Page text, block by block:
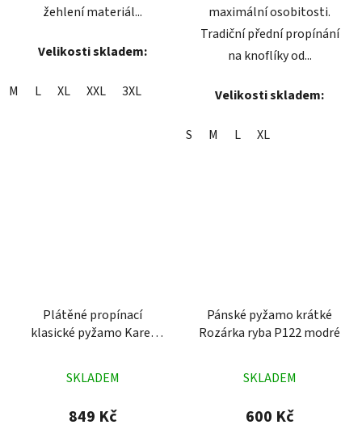
žehlení materiál...
Velikosti skladem:
M L XL XXL 3XL
maximální osobitosti.
Tradiční přední propínání
na knoflíky od...
Velikosti skladem:
S M L XL
Plátěné propínací
klasické pyžamo Karel
hodnocení
produktu
SKLADEM
849 Kč
Pánské pyžamo krátké
Rozárka ryba P122 modré
hodnocení
produktu
SKLADEM
600 Kč